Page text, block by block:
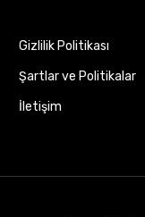
Gizlilik Politikası
Şartlar ve Politikalar
İletişim